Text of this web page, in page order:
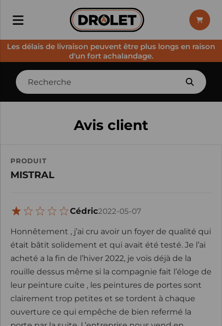
Les délais de livraison peuvent être plus longs en raison
d'un fort achalandage.
Avis client
PRODUIT
MISTRAL
Cédric2022-05-07
Honnêtement , j’ai cru avoir un foyer de qualité qui
était bâtit solidement et qui avait été testé. Je l’ai
acheté a la fin de l’hiver 2022, je vois déjà de la
rouille dessus même si la compagnie fait l’éloge de
leur peinture cuite , les peintures de portes sont
clairement trop petites et se tordent à chaque
ouverture ce qui empêche de bien refermé la